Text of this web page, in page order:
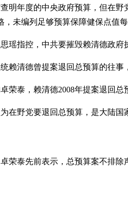
明年度的中央政府预算，但在
未编列足够预算保障健保点值
瑶指控，中共要摧毁赖清德政府
赖清德曾提案退回总预算的往事
荣泰，赖清德2008年提案退回
在野党要退回总预算，是大陆
荣泰先前表示，总预算案不排